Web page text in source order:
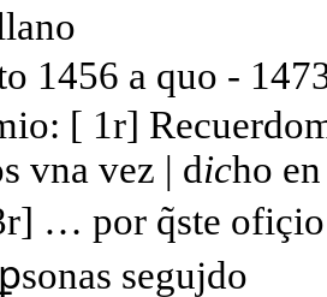
1456 a quo -
[ 1r]
vna vez | dicho
… por q̃ste ofiçio
segujdo